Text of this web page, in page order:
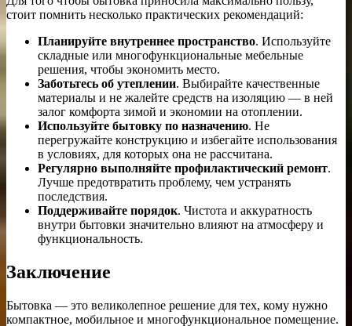
стоит помнить несколько практических рекомендаций:
Планируйте внутреннее пространство. Используйте
складные или многофункциональные мебельные
решения, чтобы экономить место.
Заботьтесь об утеплении. Выбирайте качественные
материалы и не жалейте средств на изоляцию — в ней
залог комфорта зимой и экономии на отоплении.
Используйте бытовку по назначению. Не
перегружайте конструкцию и избегайте использования
в условиях, для которых она не рассчитана.
Регулярно выполняйте профилактический ремонт.
Лучше предотвратить проблему, чем устранять
последствия.
Поддерживайте порядок. Чистота и аккуратность
внутри бытовки значительно влияют на атмосферу и
функциональность.
Заключение
Бытовка — это великолепное решение для тех, кому нужно
компактное, мобильное и многофункциональное помещение.